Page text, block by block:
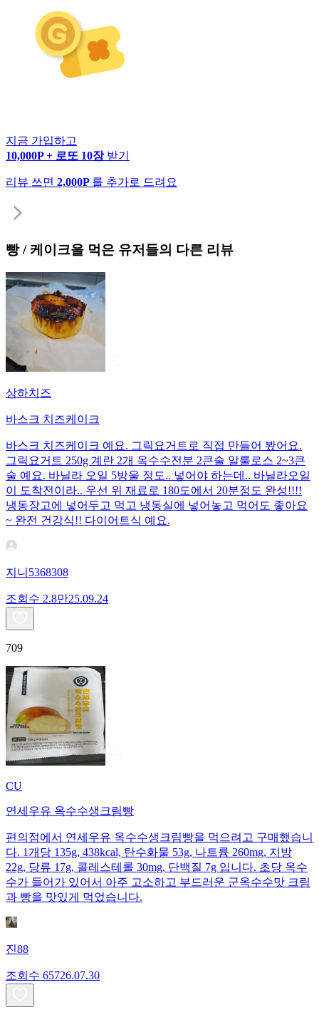
지금 가입하고
10,000P + 로또 10장 받기
리뷰 쓰면 2,000P 를 추가로 드려요
빵 / 케이크을 먹은 유저들의 다른 리뷰
상하치즈
바스크 치즈케이크
바스크 치즈케이크 예요. 그릭요거트로 직접 만들어 봤어요.
그릭요거트 250g 계란 2개 옥수수전분 2큰술 알룰로스 2~3큰
술 예요. 바닐라 오일 5방울 정도.. 넣어야 하는데.. 바닐라오일
이 도착전이라.. 우선 위 재료로 180도에서 20분정도 완성!!!!
냉동장고에 넣어두고 먹고 냉동실에 넣어놓고 먹어도 좋아요
~ 완전 건강식!! 다이어트식 예요.
지니5368308
조회수 2.8만25.09.24
709
CU
연세우유 옥수수생크림빵
편의점에서 연세우유 옥수수생크림빵을 먹으려고 구매했습니
다. 1개당 135g, 438kcal, 탄수화물 53g, 나트륨 260mg, 지방
22g, 당류 17g, 콜레스테롤 30mg, 단백질 7g 입니다. 초당 옥수
수가 들어가 있어서 아주 고소하고 부드러운 군옥수수맛 크림
과 빵을 맛있게 먹었습니다.
진88
조회수 65726.07.30